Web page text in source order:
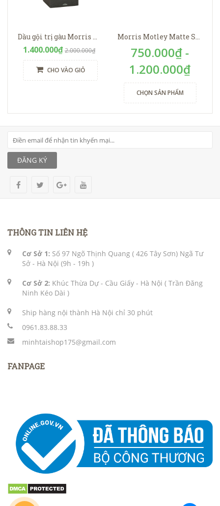
Dầu gội trị gàu Morris Motley Anti-Dandruff Conditioning Shampoo
1.400.000₫ 2.000.000₫
CHO VÀO GIỎ
Morris Motley Matte Styling Balm
750.000₫ -
1.200.000₫
CHỌN SẢN PHẨM
ĐĂNG KÝ
THÔNG TIN LIÊN HỆ
Cơ Sở 1: Số 97 Ngõ Thịnh Quang ( 426 Tây Sơn) Ngã Tư
Sở - Hà Nội (9h - 19h )
Cơ Sở 2: Khúc Thừa Dự - Cầu Giấy - Hà Nội ( Trần Đăng
Ninh Kéo Dài )
Ship hàng nội thành Hà Nội chỉ 30 phút
0961.83.88.33
minhtaishop175@gmail.com
FANPAGE